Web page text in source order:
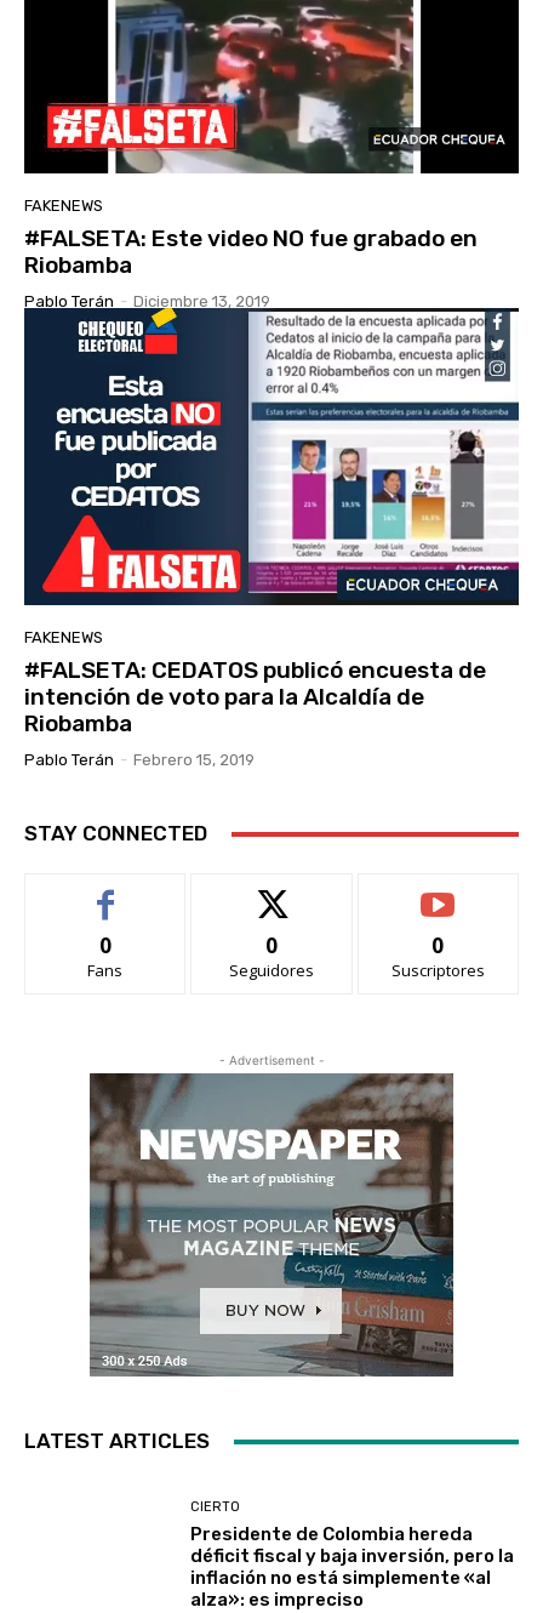
FAKENEWS
#FALSETA: Este video NO fue grabado en
Riobamba
Pablo Terán - Diciembre 13, 2019
FAKENEWS
#FALSETA: CEDATOS publicó encuesta de
intención de voto para la Alcaldía de
Riobamba
Pablo Terán - Febrero 15, 2019
STAY CONNECTED
0
Fans
0
Seguidores
0
Suscriptores
- Advertisement -
LATEST ARTICLES
CIERTO
Presidente de Colombia hereda
déficit fiscal y baja inversión, pero la
inflación no está simplemente «al
alza»: es impreciso